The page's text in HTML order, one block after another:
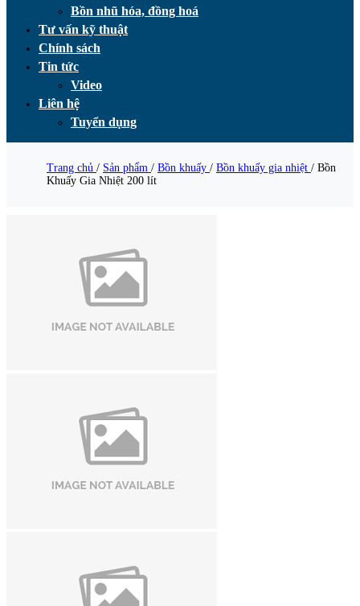
Bồn nhũ hóa, đồng hoá
Tư vấn kỹ thuật
Chính sách
Tin tức
Video
Liên hệ
Tuyển dụng
Trang chủ / Sản phẩm / Bồn khuấy / Bồn khuấy gia nhiệt / Bồn
Khuấy Gia Nhiệt 200 lít